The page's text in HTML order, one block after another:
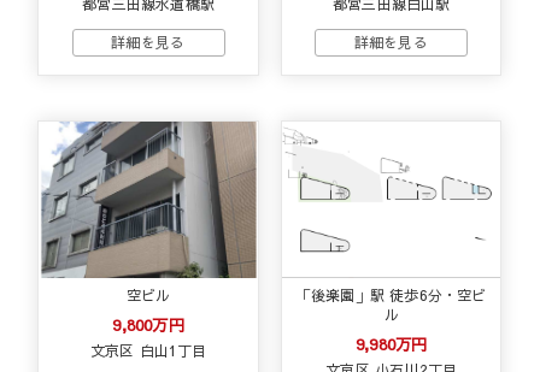
空ビル
9,800万円
文京区 白山1丁目
「後楽園」駅 徒歩6分・空ビ
ル
9,980万円